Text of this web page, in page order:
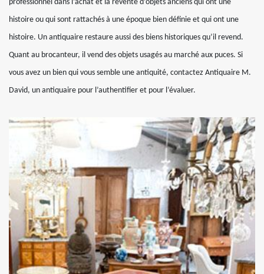
professionnel dans l’achat et la revente d’objets anciens qui ont une
histoire ou qui sont rattachés à une époque bien définie et qui ont une
histoire. Un antiquaire restaure aussi des biens historiques qu’il revend.
Quant au brocanteur, il vend des objets usagés au marché aux puces. Si
vous avez un bien qui vous semble une antiquité, contactez Antiquaire M.
David, un antiquaire pour l’authentifier et pour l’évaluer.